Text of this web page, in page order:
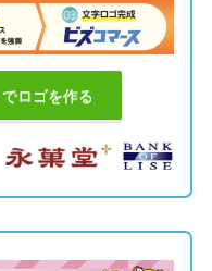
ロゴを作る